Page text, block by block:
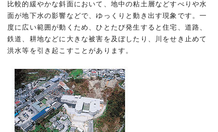
比較的緩やかな斜面において、地中の粘土層などすべりや水
面が地下水の影響などで、ゆっくりと動き出す現象です。一
度に広い範囲が動くため、ひとたび発生すると住宅、道路、
鉄道、耕地などに大きな被害を及ぼしたり、川をせき止めて
洪水等を引き起こすことがあります。